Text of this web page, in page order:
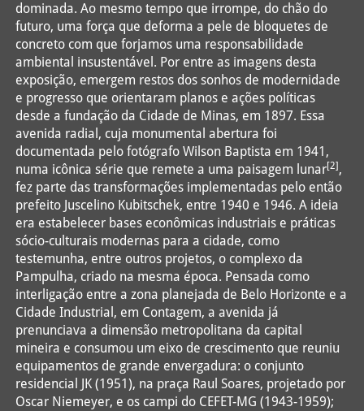
dominada. Ao mesmo tempo que irrompe, do chão do
futuro, uma força que deforma a pele de bloquetes de
concreto com que forjamos uma responsabilidade
ambiental insustentável. Por entre as imagens desta
exposição, emergem restos dos sonhos de modernidade
e progresso que orientaram planos e ações políticas
desde a fundação da Cidade de Minas, em 1897. Essa
avenida radial, cuja monumental abertura foi
documentada pelo fotógrafo Wilson Baptista em 1941,
numa icônica série que remete a uma paisagem lunar[2] ,
fez parte das transformações implementadas pelo então
prefeito Juscelino Kubitschek, entre 1940 e 1946. A ideia
era estabelecer bases econômicas industriais e práticas
sócio-culturais modernas para a cidade, como
testemunha, entre outros projetos, o complexo da
Pampulha, criado na mesma época. Pensada como
interligação entre a zona planejada de Belo Horizonte e a
Cidade Industrial, em Contagem, a avenida já
prenunciava a dimensão metropolitana da capital
mineira e consumou um eixo de crescimento que reuniu
equipamentos de grande envergadura: o conjunto
residencial JK (1951), na praça Raul Soares, projetado por
Oscar Niemeyer, e os campi do CEFET-MG (1943-1959);